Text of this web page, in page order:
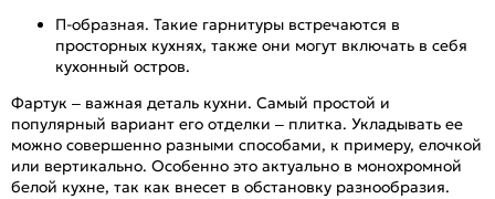
П-образная. Такие гарнитуры встречаются в
просторных кухнях, также они могут включать в себя
кухонный остров.
Фартук – важная деталь кухни. Самый простой и
популярный вариант его отделки – плитка. Укладывать ее
можно совершенно разными способами, к примеру, елочкой
или вертикально. Особенно это актуально в монохромной
белой кухне, так как внесет в обстановку разнообразия.